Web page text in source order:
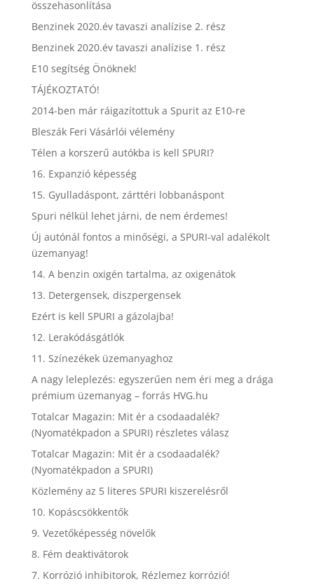
összehasonlítása
Benzinek 2020.év tavaszi analízise 2. rész
Benzinek 2020.év tavaszi analízise 1. rész
E10 segítség Önöknek!
TÁJÉKOZTATÓ!
2014-ben már ráigazítottuk a Spurit az E10-re
Bleszák Feri Vásárlói vélemény
Télen a korszerű autókba is kell SPURI?
16. Expanzió képesség
15. Gyulladáspont, zárttéri lobbanáspont
Spuri nélkül lehet járni, de nem érdemes!
Új autónál fontos a minőségi, a SPURI-val adalékolt
üzemanyag!
14. A benzin oxigén tartalma, az oxigenátok
13. Detergensek, diszpergensek
Ezért is kell SPURI a gázolajba!
12. Lerakódásgátlók
11. Színezékek üzemanyaghoz
A nagy leleplezés: egyszerűen nem éri meg a drága
prémium üzemanyag – forrás HVG.hu
Totalcar Magazin: Mit ér a csodaadalék?
(Nyomatékpadon a SPURI) részletes válasz
Totalcar Magazin: Mit ér a csodaadalék?
(Nyomatékpadon a SPURI)
Közlemény az 5 literes SPURI kiszerelésről
10. Kopáscsökkentők
9. Vezetőképesség növelők
8. Fém deaktivátorok
7. Korrózió inhibitorok, Rézlemez korrózió!